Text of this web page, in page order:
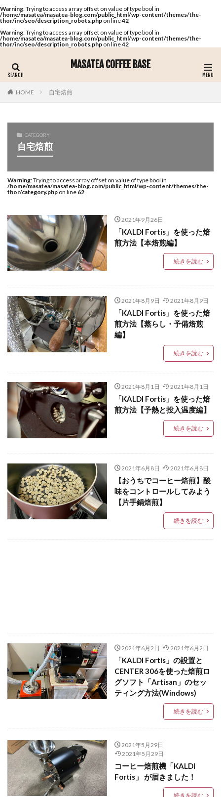
Warning: Trying to access array offset on value of type bool in
/home/masatea/masatea-blog.com/public_html/wp-content/themes/the-
thor/inc/seo/description_robots.php on line42
Warning: Trying to access array offset on value of type bool in
/home/masatea/masatea-blog.com/public_html/wp-content/themes/the-
thor/inc/seo/description_robots.php on line42
MASATEA COFFEE BASE
HOME 自宅焙煎
CATEGORY
自宅焙煎
Warning: Trying to access array offset on value of type bool in
/home/masatea/masatea-blog.com/public_html/wp-content/themes/the-
thor/category.php on line 62
2021年9月26日
「KALDI Fortis」を使った焙
煎方法【本焙煎編】
続きを読む
2021年8月9日 2021年8月9日
「KALDI Fortis」を使った焙
煎方法【蒸らし・予備焙煎
編】
続きを読む
2021年8月1日 2021年8月1日
「KALDI Fortis」を使った焙
煎方法【予熱と投入温度編】
続きを読む
2021年6月8日 2021年6月8日
【おうちでコーヒー焙煎】酸
味をコントロールしてみよう
【片手鍋焙煎】
続きを読む
2021年6月2日 2021年6月2日
「KALDI Fortis」の設置と
CENTER 306を使った焙煎ロ
グソフト「Artisan」のセッ
ティング方法(Windows)
続きを読む
2021年5月29日
2021年5月29日
コーヒー焙煎機「KALDI
Fortis」 が届きました！
続きを読む